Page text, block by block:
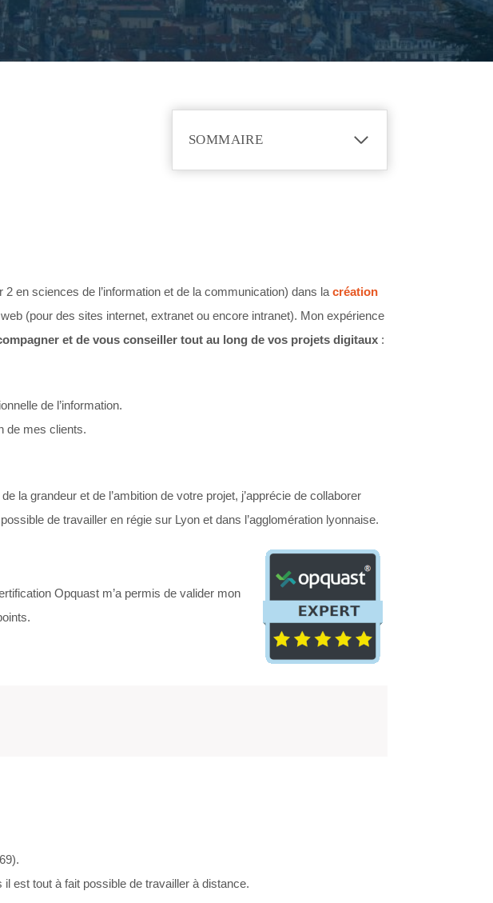
SOMMAIRE
en sciences de l’information et de la communication) dans la création
(pour des sites internet, extranet ou encore intranet). Mon expérience
et de vous conseiller tout au long de vos projets digitaux :
de l’information.
de mes clients.
la grandeur et de l’ambition de votre projet, j’apprécie de collaborer
de travailler en régie sur Lyon et dans l’agglomération lyonnaise.
Opquast m’a permis de valider mon
est tout à fait possible de travailler à distance.